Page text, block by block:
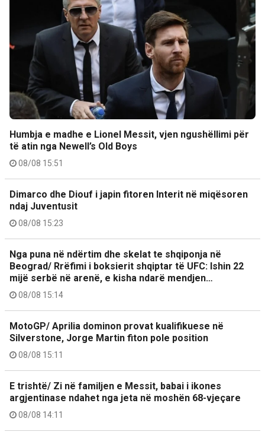
Humbja e madhe e Lionel Messit, vjen ngushëllimi për
të atin nga Newell’s Old Boys
08/08 15:51
Dimarco dhe Diouf i japin fitoren Interit në miqësoren
ndaj Juventusit
08/08 15:23
Nga puna në ndërtim dhe skelat te shqiponja në
Beograd/ Rrëfimi i boksierit shqiptar të UFC: Ishin 22
mijë serbë në arenë, e kisha ndarë mendjen…
08/08 15:14
MotoGP/ Aprilia dominon provat kualifikuese në
Silverstone, Jorge Martin fiton pole position
08/08 15:11
E trishtë/ Zi në familjen e Messit, babai i ikones
argjentinase ndahet nga jeta në moshën 68-vjeçare
08/08 14:11